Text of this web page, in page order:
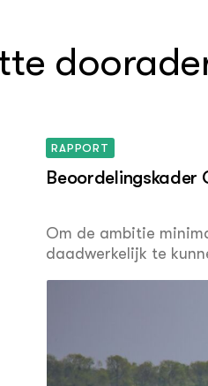
RAPPORT
Beoordelingskader
Om de ambitie
daadwerkelijk te
september 2022 als
het Aanvalsplan
op het gebied van
Water en bodem zijn
agrariërs en